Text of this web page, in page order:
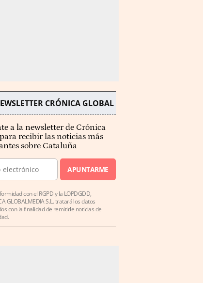
CRÓNICA GLOBAL
a la newsletter de Crónica
recibir las noticias más
sobre Cataluña
APUNTARME
con el RGPD y la LOPDGDD,
GLOBALMEDIA S.L. tratará los datos
con la finalidad de remitirle noticias de